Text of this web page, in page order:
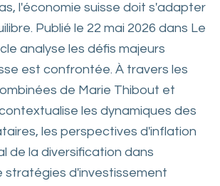
l'économie suisse doit s'adapter
Publié le 22 mai 2026 dans Le
analyse les défis majeurs
est confrontée. À travers les
de Marie Thibout et
les dynamiques des
les perspectives d'inflation
de la diversification dans
stratégies d'investissement